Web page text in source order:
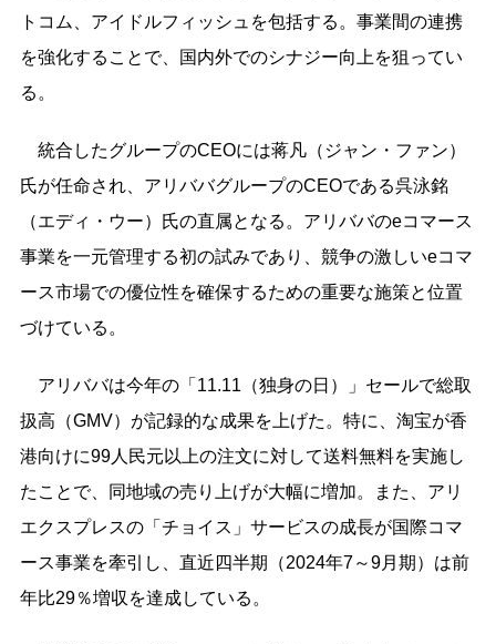
トコム、アイドルフィッシュを包括する。事業間の連携
を強化することで、国内外でのシナジー向上を狙ってい
る。
統合したグループのCEOには蒋凡（ジャン・ファン）
氏が任命され、アリババグループのCEOである呉泳銘
（エディ・ウー）氏の直属となる。アリババのeコマース
事業を一元管理する初の試みであり、競争の激しいeコマ
ース市場での優位性を確保するための重要な施策と位置
づけている。
アリババは今年の「11.11（独身の日）」セールで総取
扱高（GMV）が記録的な成果を上げた。特に、淘宝が香
港向けに99人民元以上の注文に対して送料無料を実施し
たことで、同地域の売り上げが大幅に増加。また、アリ
エクスプレスの「チョイス」サービスの成長が国際コマ
ース事業を牽引し、直近四半期（2024年7～9月期）は前
年比29％増収を達成している。